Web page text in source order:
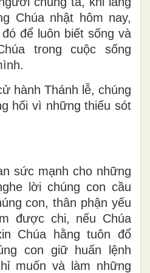
Chúa nhật hôm nay,
để luôn biết sống và
trong cuộc sống
hành Thánh lễ, chúng
hối vì những thiếu sót
sức mạnh cho những
lời chúng con cầu
con, thân phận yếu
được chi, nếu Chúa
Chúa hằng tuôn đổ
con giữ huấn lệnh
muốn và làm những